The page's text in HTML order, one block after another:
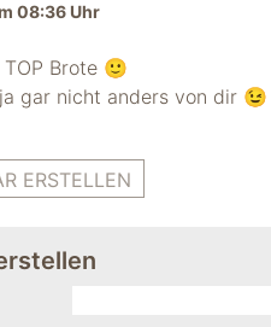
08:36 Uhr
Brote 🙂
gar nicht anders von dir 😉
ERSTELLEN